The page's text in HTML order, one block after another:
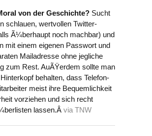
von der Geschichte? Sucht
schlauen, wertvollen Twitter-
Ã¼berhaupt noch machbar) und
mit einem eigenen Passwort und
Mailadresse ohne jegliche
zum Rest. AuÃŸerdem sollte man
behalten, dass Telefon-
meist ihre Bequemlichkeit
vorziehen und sich recht
lassen.Â via TNW